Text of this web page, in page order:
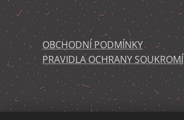
OBCHODNÍ PODMÍNKY
PRAVIDLA OCHRANY SOUKROMÍ